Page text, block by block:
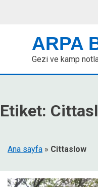
ARPA
Gezi ve kamp
Etiket:
Ana sayfa » Cittaslow